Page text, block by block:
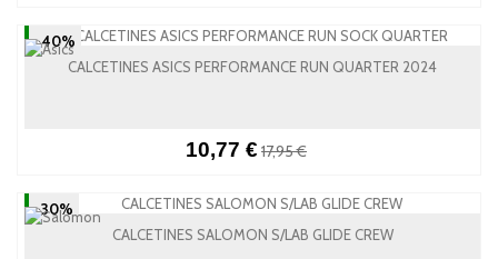
-40%
CALCETINES ASICS PERFORMANCE RUN QUARTER 2024
10,77 € 17,95 €
-30%
CALCETINES SALOMON S/LAB GLIDE CREW